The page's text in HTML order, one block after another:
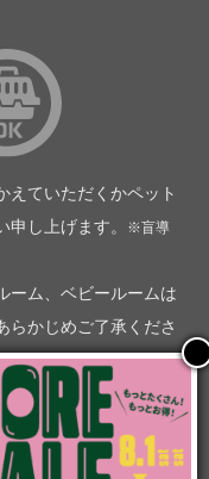
えていただくかペット
し上げます。
※盲導
ーム、ベビールームは
らかじめご了承くださ
報）